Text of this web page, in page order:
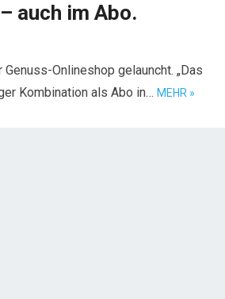
auch im Abo.
Onlineshop gelauncht. „Das
Kombination als Abo in… MEHR »